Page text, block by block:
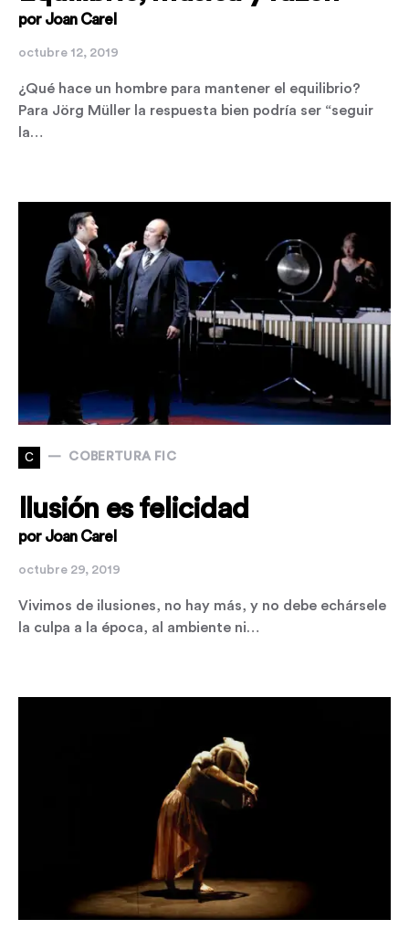
por Joan Carel
octubre 12, 2019
¿Qué hace un hombre para mantener el equilibrio?
Para Jörg Müller la respuesta bien podría ser “seguir
la…
C COBERTURA FIC
Ilusión es felicidad
por Joan Carel
octubre 29, 2019
Vivimos de ilusiones, no hay más, y no debe echársele
la culpa a la época, al ambiente ni…